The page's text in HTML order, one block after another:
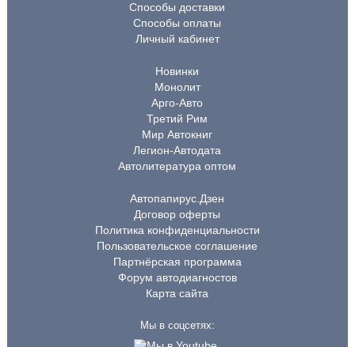
Способы доставки
Способы оплаты
Личный кабинет
Новинки
Монолит
Арго-Авто
Третий Рим
Мир Автокниг
Легион-Автодата
Автолитература оптом
Автопапирус.Дзен
Договор оферты
Политика конфиденциальности
Пользовательское соглашение
Партнёрская программа
Форум автодиагностов
Карта сайта
Мы в соцсетях: